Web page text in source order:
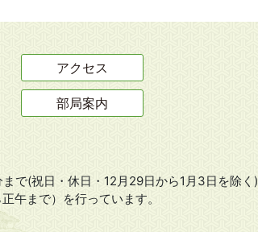
アクセス
部局案内
で(祝日・休日・12月29日から1月3日を除く)
午まで）を行っています。